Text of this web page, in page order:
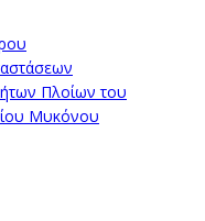
Πλοίων του
Μυκόνου